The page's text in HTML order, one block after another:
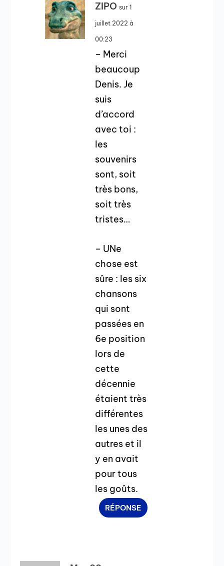
ZIPO sur 1
juillet 2022 à
00:23
– Merci
beaucoup
Denis. Je
suis
d’accord
avec toi :
les
souvenirs
sont, soit
très bons,
soit très
tristes…
– UNe
chose est
sûre : les six
chansons
qui sont
passées en
6e position
lors de
cette
décennie
étaient très
différentes
les unes des
autres et il
y en avait
pour tous
les goûts.
RÉPONSE